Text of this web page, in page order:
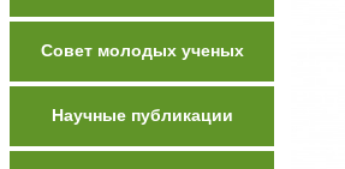
Совет молодых ученых
Научные публикации